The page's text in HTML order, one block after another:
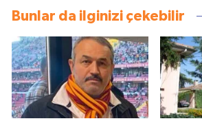
Bunlar da ilginizi çekebilir